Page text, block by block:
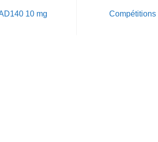
10 mg
Compétitions